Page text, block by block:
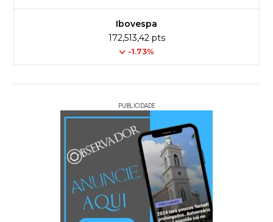
Ibovespa
172,513,42 pts
-1.73%
PUBLICIDADE